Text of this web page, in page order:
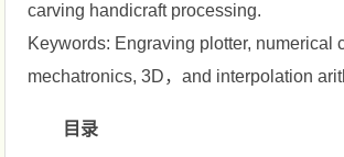
carving handicraft processing.
Keywords: Engraving plotter, numerical
mechatronics, 3D，and interpolation
目录